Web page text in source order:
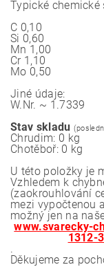
Typické chemické
C 0,10
Si 0,60
Mn 1,00
Cr 1,10
Mo 0,50
Jiné údaje:
W.Nr. ~ 1.7339
Stav skladu
Chrudim: 0 kg
Chotěboř: 0 kg
U této položky je
Vzhledem k
(zaokrouhlování
mezi vypočtenou
možný jen na
www.svarecky-
1312-
.
Děkujeme za